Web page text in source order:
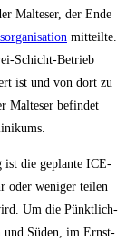
Mal­te­ser, der Ende
mit­teil­te.
Schicht-Betrieb
ist und von dort zu
Mal­te­ser befin­det
ist die geplan­te ICE-
oder weni­ger tei­len
Um die Pünkt­lich­
und Süden, im Ernst­